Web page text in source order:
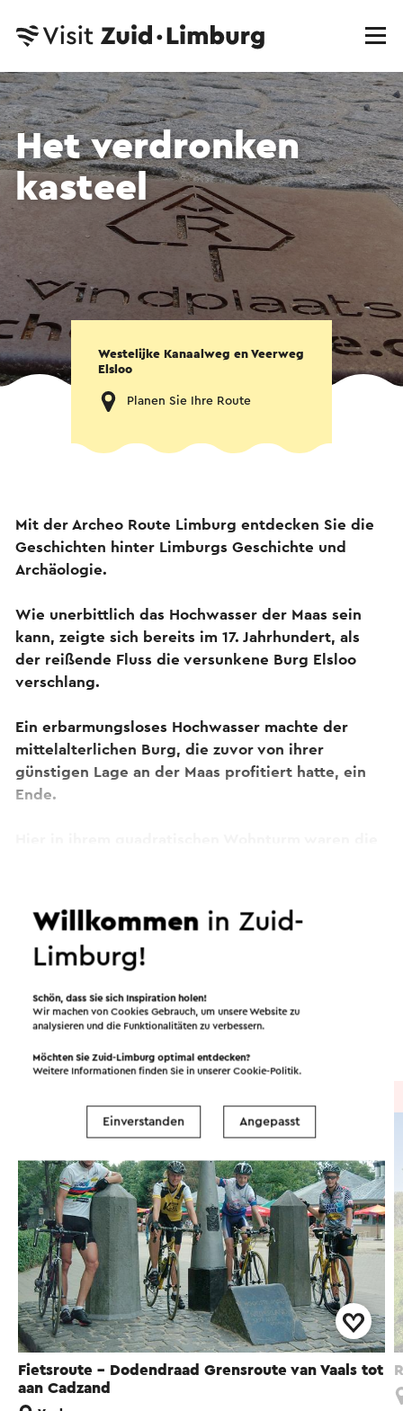
Het verdronken
kasteel
Westelijke Kanaalweg en Veerweg
Elsloo
Planen Sie Ihre Route
Mit der Archeo Route Limburg entdecken Sie die
Geschichten hinter Limburgs Geschichte und
Archäologie.
Wie unerbittlich das Hochwasser der Maas sein
kann, zeigte sich bereits im 17. Jahrhundert, als
der reißende Fluss die versunkene Burg Elsloo
verschlang.
Ein erbarmungsloses Hochwasser machte der
mittelalterlichen Burg, die zuvor von ihrer
günstigen Lage an der Maas profitiert hatte, ein
Ende.
Fischerei- und Jagdrechte brachten auch Geld, bis
die Maas hier ihr eigenes Atlantis beanspruchte
und nur Geschichten über die versunkene Burg
am Grund des Flusses übrig blieben.
Dieser Text wurde mit Hilfe eines Online-
Übersetzungsdienstes automatisch übersetzt.
Routen in der Region
Fietsroute - Dodendraad Grensroute van Vaals tot
aan Cadzand
Willkommen in Zuid-
Limburg!
Schön, dass Sie sich Inspiration holen!
Wir machen von Cookies Gebrauch, um unsere Website zu
analysieren und die Funktionalitäten zu verbessern.
Möchten Sie Zuid-Limburg optimal entdecken?
Weitere Informationen finden Sie in unsererCookie-Politik.
Einverstanden Angepasst